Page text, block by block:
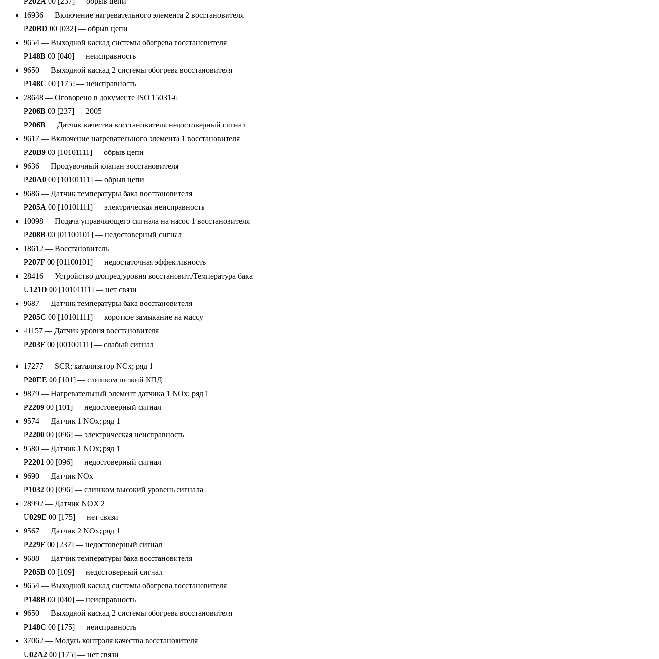
16936 — Включение нагревательного элемента 2 восстановителя
P20BD 00 [032] — обрыв цепи
9654 — Выходной каскад системы обогрева восстановителя
P148B 00 [040] — неисправность
9650 — Выходной каскад 2 системы обогрева восстановителя
P148C 00 [175] — неисправность
28648 — Оговорено в документе ISO 15031-6
P206B 00 [237] — 2005
P206B — Датчик качества восстановителя недостоверный сигнал
9617 — Включение нагревательного элемента 1 восстановителя
P20B9 00 [10101111] — обрыв цепи
9636 — Продувочный клапан восстановителя
P20A0 00 [10101111] — обрыв цепи
9686 — Датчик температуры бака восстановителя
P205A 00 [10101111] — электрическая неисправность
10098 — Подача управляющего сигнала на насос 1 восстановителя
P208B 00 [01100101] — недостоверный сигнал
18612 — Восстановитель
P207F 00 [01100101] — недостаточная эффективность
28416 — Устройство д/опред.уровня восстановит./Температура бака
U121D 00 [10101111] — нет связи
9687 — Датчик температуры бака восстановителя
P205C 00 [10101111] — короткое замыкание на массу
41157 — Датчик уровня восстановителя
P203F 00 [00100111] — слабый сигнал
17277 — SCR; катализатор NOx; ряд 1
P20EE 00 [101] — слишком низкий КПД
9879 — Нагревательный элемент датчика 1 NOx; ряд 1
P2209 00 [101] — недостоверный сигнал
9574 — Датчик 1 NOx; ряд 1
P2200 00 [096] — электрическая неисправность
9580 — Датчик 1 NOx; ряд 1
P2201 00 [096] — недостоверный сигнал
9690 — Датчик NOx
P1032 00 [096] — слишком высокий уровень сигнала
28992 — Датчик NOX 2
U029E 00 [175] — нет связи
9567 — Датчик 2 NOx; ряд 1
P229F 00 [237] — недостоверный сигнал
9688 — Датчик температуры бака восстановителя
P205B 00 [109] — недостоверный сигнал
9654 — Выходной каскад системы обогрева восстановителя
P148B 00 [040] — неисправность
9650 — Выходной каскад 2 системы обогрева восстановителя
P148C 00 [175] — неисправность
37062 — Модуль контроля качества восстановителя
U02A2 00 [175] — нет связи